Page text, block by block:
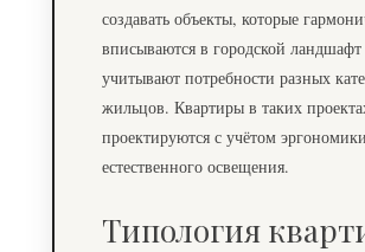
создавать объекты, которые
вписываются в городской
учитывают потребности разных
жильцов. Квартиры в таких
проектируются с учётом
естественного освещения.
Типология